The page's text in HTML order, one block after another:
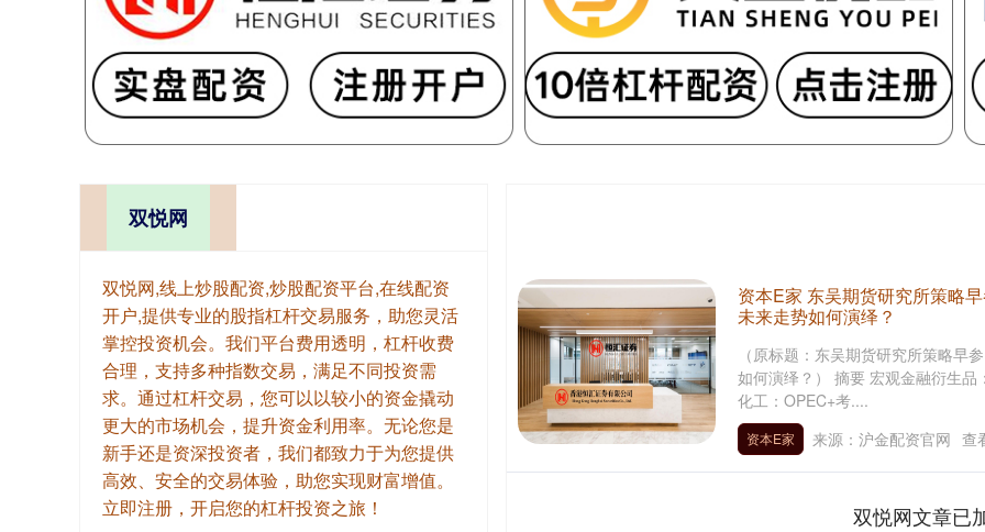
资本E家 东吴期货研究所策略
未来走势如何演绎？
（原标题：东吴期货研究所策略早
如何演绎？） 摘要 宏观金融衍生
化工：OPEC+考....
资本E家 来源：沪金配资官网 查
双悦网文章已
双悦网
双悦网,线上炒股配资,炒股配资平台,在线配资
开户,提供专业的股指杠杆交易服务，助您灵活
掌控投资机会。我们平台费用透明，杠杆收费
合理，支持多种指数交易，满足不同投资需
求。通过杠杆交易，您可以以较小的资金撬动
更大的市场机会，提升资金利用率。无论您是
新手还是资深投资者，我们都致力于为您提供
高效、安全的交易体验，助您实现财富增值。
立即注册，开启您的杠杆投资之旅！